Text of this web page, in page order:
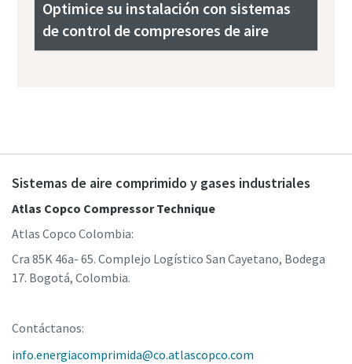
Optimice su instalación con sistemas
de control de compresores de aire
Sistemas de aire comprimido y gases industriales
Atlas Copco Compressor Technique
Atlas Copco Colombia:
Cra 85K 46a- 65. Complejo Logístico San Cayetano, Bodega
17. Bogotá, Colombia.
Contáctanos:
info.energiacomprimida@co.atlascopco.com